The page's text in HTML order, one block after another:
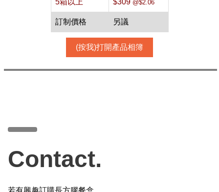
5箱以上 $309@$2.06
訂制價格 另議
(按我)打開產品相簿
Contact.